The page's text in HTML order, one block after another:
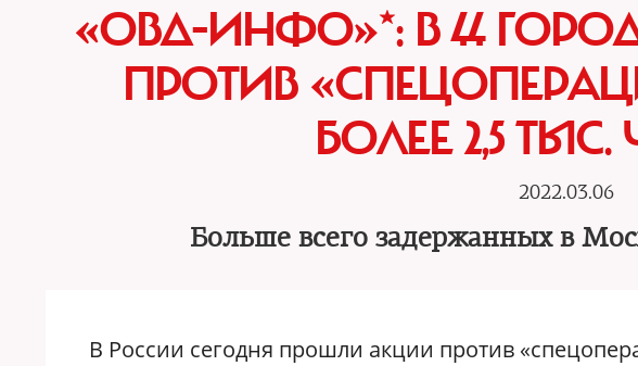
«ОВД-ИНФО»*: В 44
ПРОТИВ
БОЛЕЕ 2,5
2022.03.06
Больше всего задержанных в
В России сегодня прошли акции против